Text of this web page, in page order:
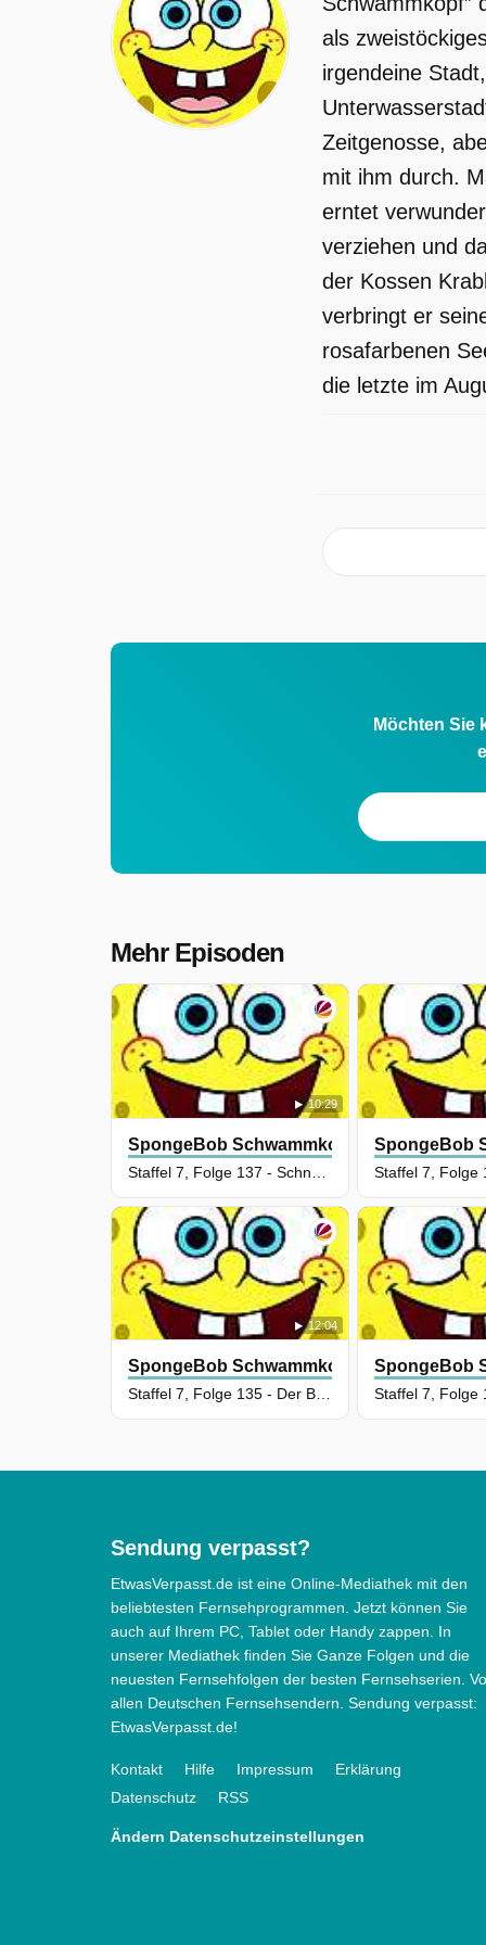
gepostet.
als
irgendeine
Zeitgenosse,
mit ihm durch.
erntet
verziehen und
der Kossen
verbringt er
rosafarbenen
die letzte im
Möchten Sie
Mehr Episoden
10:29
SpongeBob Schwammkopf SpongeBob
12:04
SpongeBob Schwammkopf SpongeBob
Sendung verpasst?
EtwasVerpasst.de ist eine Online-Mediathek mit den
beliebtesten Fernsehprogrammen. Jetzt können Sie
auch auf Ihrem PC, Tablet oder Handy zappen. In
unserer Mediathek finden Sie Ganze Folgen und die
neuesten Fernsehfolgen der besten Fernsehserien.
allen Deutschen Fernsehsendern. Sendung verpasst:
EtwasVerpasst.de!
Kontakt Hilfe Impressum
Erklärung
Datenschutz
RSS
Ändern Datenschutzeinstellungen